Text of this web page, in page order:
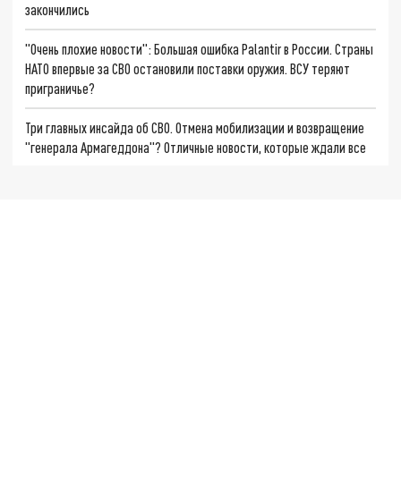
закончились
"Очень плохие новости": Большая ошибка Palantir в России. Страны
НАТО впервые за СВО остановили поставки оружия. ВСУ теряют
приграничье?
Три главных инсайда об СВО. Отмена мобилизации и возвращение
"генерала Армагеддона"? Отличные новости, которые ждали все